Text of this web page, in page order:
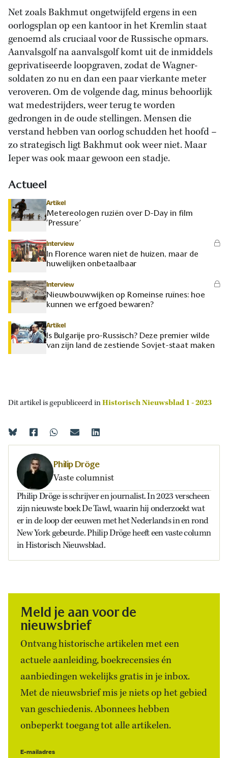
Net zoals Bakhmut ongetwijfeld ergens in een
oorlogsplan op een kantoor in het Kremlin staat
genoemd als cruciaal voor de Russische opmars.
Aanvalsgolf na aanvalsgolf komt uit de inmiddels
geprivatiseerde loopgraven, zodat de Wagner-
soldaten zo nu en dan een paar vierkante meter
veroveren. Om de volgende dag, minus behoorlijk
wat medestrijders, weer terug te worden
gedrongen in de oude stellingen. Mensen die
verstand hebben van oorlog schudden het hoofd –
zo strategisch ligt Bakhmut ook weer niet. Maar
Ieper was ook maar gewoon een stadje.
Actueel
Artikel
Metereologen ruziën over D-Day in film
‘Pressure’
Interview
In Florence waren niet de huizen, maar de
huwelijken onbetaalbaar
Interview
Nieuwbouwwijken op Romeinse ruïnes: hoe
kunnen we erfgoed bewaren?
Artikel
Is Bulgarije pro-Russisch? Deze premier wilde
van zijn land de zestiende Sovjet-staat maken
Dit artikel is gepubliceerd inHistorisch Nieuwsblad 1 - 2023
Philip Dröge
Vaste columnist
Philip Dröge is schrijver en journalist. In 2023 verscheen
zijn nieuwste boek De Tawl, waarin hij onderzoekt wat
er in de loop der eeuwen met het Nederlands in en rond
New York gebeurde. Philip Dröge heeft een vaste column
in Historisch Nieuwsblad.
Meld je aan voor de
nieuwsbrief
Ontvang historische artikelen met een
actuele aanleiding, boekrecensies én
aanbiedingen wekelijks gratis in je inbox.
Met de nieuwsbrief mis je niets op het gebied
van geschiedenis. Abonnees hebben
onbeperkt toegang tot alle artikelen.
E-mailadres